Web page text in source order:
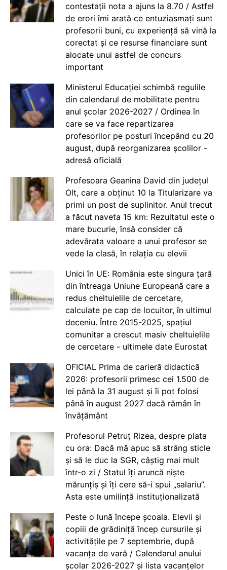
contestații nota a ajuns la 8.70 / Astfel
de erori îmi arată ce entuziasmați sunt
profesorii buni, cu experiență să vină la
corectat și ce resurse financiare sunt
alocate unui astfel de concurs
important
Ministerul Educației schimbă regulile
din calendarul de mobilitate pentru
anul școlar 2026-2027 / Ordinea în
care se va face repartizarea
profesorilor pe posturi începând cu 20
august, după reorganizarea școlilor -
adresă oficială
Profesoara Geanina David din județul
Olt, care a obținut 10 la Titularizare va
primi un post de suplinitor. Anul trecut
a făcut naveta 15 km: Rezultatul este o
mare bucurie, însă consider că
adevărata valoare a unui profesor se
vede la clasă, în relația cu elevii
Unici în UE: România este singura țară
din întreaga Uniune Europeană care a
redus cheltuielile de cercetare,
calculate pe cap de locuitor, în ultimul
deceniu. Între 2015-2025, spațiul
comunitar a crescut masiv cheltuielile
de cercetare - ultimele date Eurostat
OFICIAL Prima de carieră didactică
2026: profesorii primesc cei 1.500 de
lei până la 31 august și îi pot folosi
până în august 2027 dacă rămân în
învățământ
Profesorul Petruț Rizea, despre plata
cu ora: Dacă mă apuc să strâng sticle
și să le duc la SGR, câștig mai mult
într-o zi / Statul îți aruncă niște
mărunțiș și îți cere să-i spui „salariu”.
Asta este umilință instituționalizată
Peste o lună începe școala. Elevii și
copiii de grădiniță încep cursurile și
activitățile pe 7 septembrie, după
vacanța de vară / Calendarul anului
școlar 2026-2027 și lista vacanțelor